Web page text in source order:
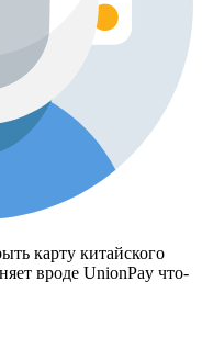
карту китайского
вроде UnionPay что-